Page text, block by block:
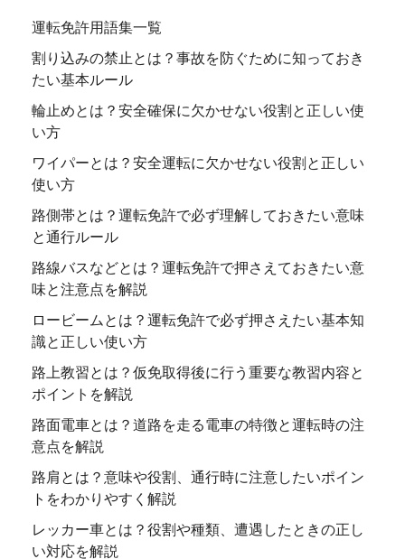
運転免許用語集一覧
割り込みの禁止とは？事故を防ぐために知っておき
たい基本ルール
輪止めとは？安全確保に欠かせない役割と正しい使
い方
ワイパーとは？安全運転に欠かせない役割と正しい
使い方
路側帯とは？運転免許で必ず理解しておきたい意味
と通行ルール
路線バスなどとは？運転免許で押さえておきたい意
味と注意点を解説
ロービームとは？運転免許で必ず押さえたい基本知
識と正しい使い方
路上教習とは？仮免取得後に行う重要な教習内容と
ポイントを解説
路面電車とは？道路を走る電車の特徴と運転時の注
意点を解説
路肩とは？意味や役割、通行時に注意したいポイン
トをわかりやすく解説
レッカー車とは？役割や種類、遭遇したときの正し
い対応を解説